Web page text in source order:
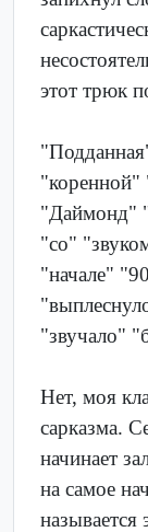
этот трюк
"Даймонд"
"со"
"начале"
"звучало"
Нет, моя
сарказма.
начинает
на самое